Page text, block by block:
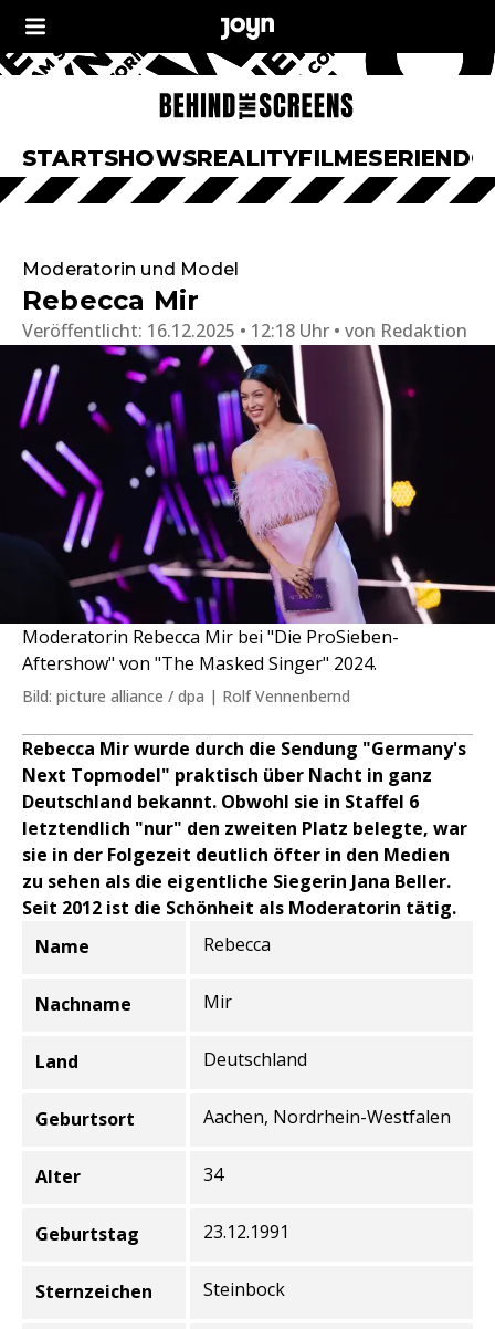
STARTSHOWSREALITYFILMESERIEN
Moderatorin und Model
Rebecca Mir
Veröffentlicht: 16.12.2025 • 12:18 Uhr von Redaktion
Moderatorin Rebecca Mir bei "Die ProSieben-
Aftershow" von "The Masked Singer" 2024.
Bild: picture alliance / dpa | Rolf Vennenbernd
Rebecca Mir wurde durch die Sendung "Germany's
Next Topmodel" praktisch über Nacht in ganz
Deutschland bekannt. Obwohl sie in Staffel 6
letztendlich "nur" den zweiten Platz belegte, war
sie in der Folgezeit deutlich öfter in den Medien
zu sehen als die eigentliche Siegerin Jana Beller.
Seit 2012 ist die Schönheit als Moderatorin tätig.
Informationen zur Person
Name
Nachname
Land
Geburtsort
Alter
Geburtstag
Sternzeichen
Rebecca
Mir
Deutschland
Aachen, Nordrhein-Westfalen
34
23.12.1991
Steinbock